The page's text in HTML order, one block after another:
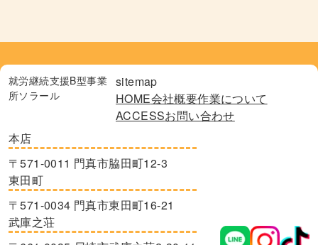
就労継続支援B型事業
所ソラール
sitemap
HOME会社概要作業について
ACCESSお問い合わせ
本店
〒571-0011 門真市脇田町12-3
東田町
〒571-0034 門真市東田町16-21
武庫之荘